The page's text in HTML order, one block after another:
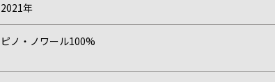
2021年
ピノ・ノワール100%